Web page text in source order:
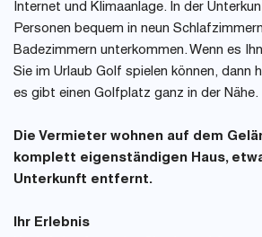
Internet und Klimaanlage. In der
Personen bequem in neun
Badezimmern unterkommen. Wenn es
Sie im Urlaub Golf spielen können, dann
es gibt einen Golfplatz ganz in der Nähe.
Die Vermieter wohnen auf dem
komplett eigenständigen Haus,
Unterkunft entfernt.
Ihr Erlebnis